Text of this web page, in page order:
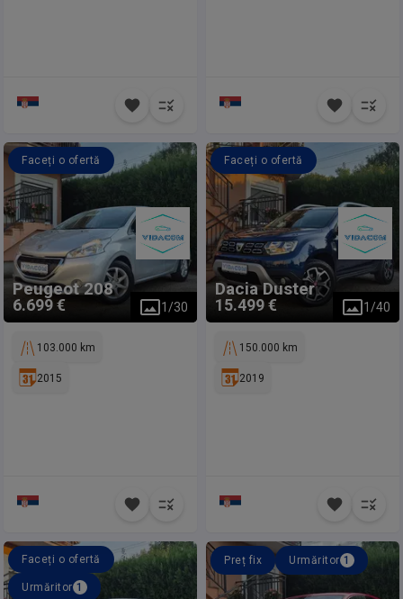
Peugeot 208
6.699 €
Faceți o ofertă
1 /30
103.000 km
2015
Dacia Duster
15.499 €
Faceți o ofertă
1 /40
150.000 km
2019
Faceți o ofertă
Urmăritor 1
Preț fix Urmăritor 1